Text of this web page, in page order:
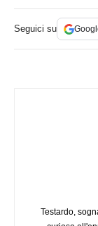
Seguici su
Testardo,